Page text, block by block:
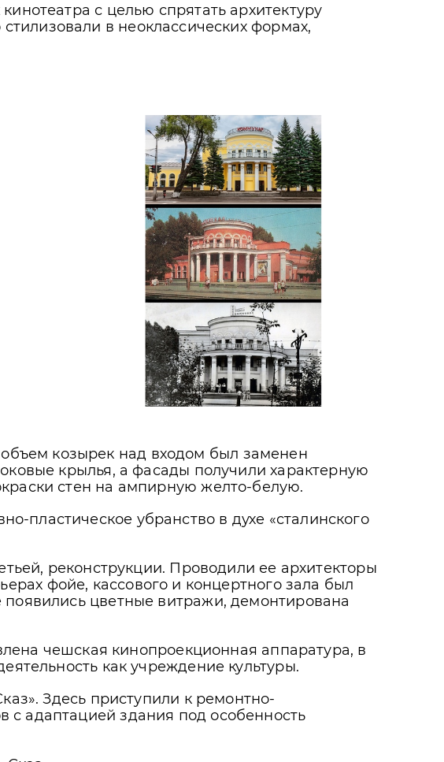
с целью спрятать архитектуру
стилизовали в неоклассических формах,
козырек над входом был заменен
крылья, а фасады получили характерную
стен на ампирную желто-белую.
пластическое убранство в духе «сталинского
реконструкции. Проводили ее архитекторы
фойе, кассового и концертного зала был
цветные витражи, демонтирована
чешская кинопроекционная аппаратура, в
как учреждение культуры.
Здесь приступили к ремонтно-
с адаптацией здания под особенность